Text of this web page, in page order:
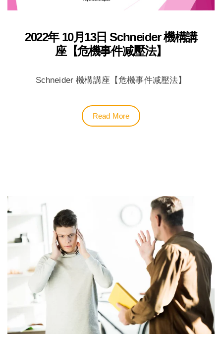
2022年 10月13日 Schneider 機構講
座【危機事件减壓法】
Schneider 機構講座【危機事件减壓法】
Read More